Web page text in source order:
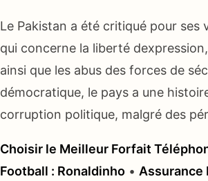
Le Pakistan a été critiqué pour
qui concerne la liberté
ainsi que les abus des forces de
démocratique, le pays a une
corruption politique, malgré des
Choisir le Meilleur Forfait
Football : Ronaldinho • Assurance